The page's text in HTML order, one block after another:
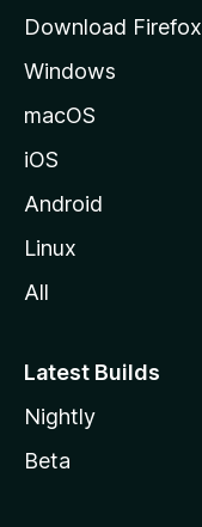
e
M
i
l
Download Firefox
Windows
macOS
iOS
Android
Linux
All
Latest Builds
Nightly
Beta